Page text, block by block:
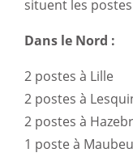
situent les
Dans le Nord :
2 postes à Lille
2 postes à
2 postes à
1 poste à